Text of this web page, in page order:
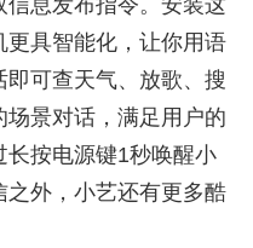
息发布指令。安装这
具智能化，让你用语
可查天气、放歌、搜
景对话，满足用户的
长按电源键1秒唤醒小
外，小艺还有更多酷